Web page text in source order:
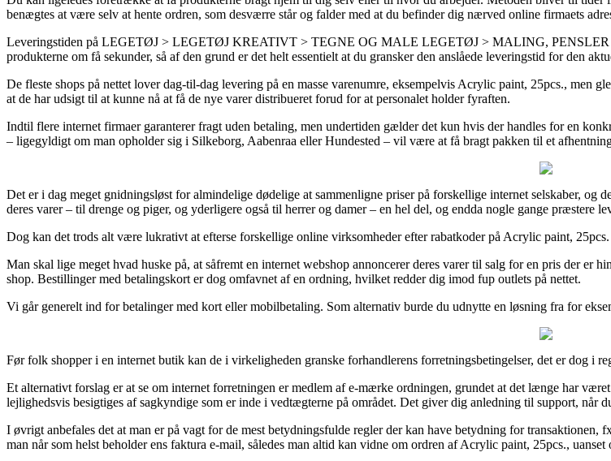
benægtes at være selv at hente ordren, som desværre står og falder med at du befinder dig nærved online firmaets
Leveringstiden på LEGETØJ > LEGETØJ KREATIVT > TEGNE OG MALE LEGETØJ > MALING, PENSLER
produkterne om få sekunder, så af den grund er det helt essentielt at du gransker den anslåede leveringstid for den
De fleste shops på nettet lover dag-til-dag levering på en masse varenumre, eksempelvis Acrylic paint, 25pcs., men
at de har udsigt til at kunne nå at få de nye varer distribueret forud for at personalet holder fyraften.
Indtil flere internet firmaer garanterer fragt uden betaling, men undertiden gælder det kun hvis der handles for en
– ligegyldigt om man opholder sig i Silkeborg, Aabenraa eller Hundested – vil være at få bragt pakken til et
Det er i dag meget gnidningsløst for almindelige dødelige at sammenligne priser på forskellige internet selskaber,
deres varer – til drenge og piger, og yderligere også til herrer og damer – en hel del, og endda nogle gange præstere
Dog kan det trods alt være lukrativt at efterse forskellige online virksomheder efter rabatkoder på Acrylic paint,
Man skal lige meget hvad huske på, at såfremt en internet webshop annoncerer deres varer til salg for en pris der
shop. Bestillinger med betalingskort er dog omfavnet af en ordning, hvilket redder dig imod fup outlets på nettet.
Vi går generelt ind for betalinger med kort eller mobilbetaling. Som alternativ burde du udnytte en løsning fra for
Før folk shopper i en internet butik kan de i virkeligheden granske forhandlerens forretningsbetingelser, det er dog i
Et alternativt forslag er at se om internet forretningen er medlem af e-mærke ordningen, grundet at det længe har
lejlighedsvis besigtiges af sagkyndige som er inde i vedtægterne på området. Det giver dig anledning til support, når
I øvrigt anbefales det at man er på vagt for de mest betydningsfulde regler der kan have betydning for
man når som helst beholder ens faktura e-mail, således man altid kan vidne om ordren af Acrylic paint, 25pcs.,